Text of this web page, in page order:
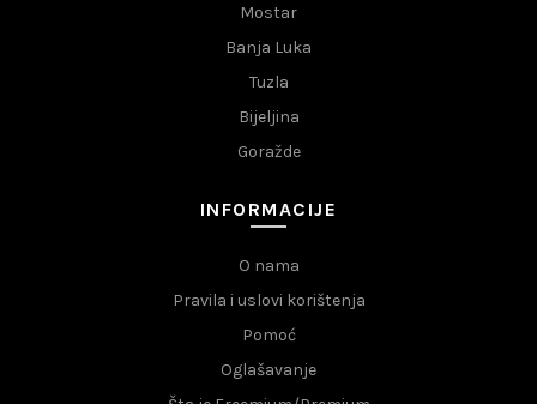
Mostar
Banja Luka
Tuzla
Bijeljina
Goražde
INFORMACIJE
O nama
Pravila i uslovi korištenja
Pomoć
Oglašavanje